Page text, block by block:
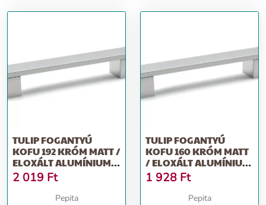
TULIP FOGANTYÚ
KOFU 192 KRÓM MATT /
ELOXÁLT ALUMÍNIUM +
CSAVAROK
2 019 Ft
Pepita
TULIP FOGANTYÚ
KOFU 160 KRÓM MATT
/ ELOXÁLT ALUMÍNIUM
+ CSAVAROK
1 928 Ft
Pepita